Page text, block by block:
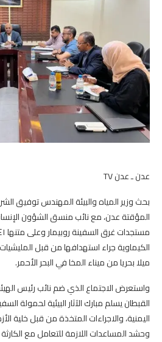
عدن ـ عدن TV
بحث وزير المياه والبيئة المهندس توفيق
المؤقتة عدن، مع نائب منسق الشؤون
ميلا بحريا من ميناء المخا في البحر الأحمر.
واستعرض الاجتماع الذي ضم نائب رئيس
القبطان يسلم مبارك الآثار البيئية لحمولة
اليمنية، والاجراءات المتخذة من قبل خلية
وحشد المساعدات اللازمة للتعامل مع الكارثة